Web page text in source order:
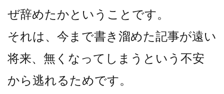
ぜ辞めたかということです。
それは、今まで書き溜めた記事が遠い
将来、無くなってしまうという不安
から逃れるためです。